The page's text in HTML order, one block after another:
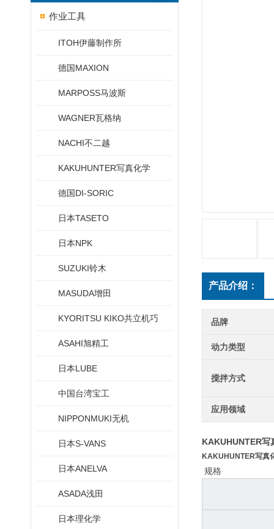
作业工具
ITOH伊藤制作所
德国MAXION
MARPOSS马波斯
WAGNER瓦格纳
NACHI不二越
KAKUHUNTER写真化学
德国DI-SORIC
日本TASETO
日本NPK
SUZUKI铃木
MASUDA增田
KYORITSU KIKO共立机巧
ASAHI旭精工
日本LUBE
中国台湾宝工
NIPPONMUKI无机
日本S-VANS
日本ANELVA
ASADA浅田
日本理化学
产品介绍：
品牌
动力类型
搅拌方式
应用领域
KAKUHUNTER写
KAKUHUNTER写真
规格